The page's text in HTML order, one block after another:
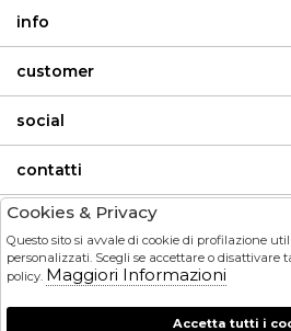
info
customer
social
contatti
HO LETTO ED ACCETTATO LE CONDIZIONI
Cookies & Privacy
Questo sito si avvale di cookie di profilazione
personalizzati. Scegli se accettare o disattivare
policy. Maggiori Informazioni
Accetta tutti i